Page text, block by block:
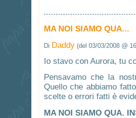
MA NOI SIAMO QUA...
Di Daddy(del 03/03/2008 @
Io stavo con Aurora, tu
Pensavamo che la
Quello che abbiamo
scelte o errori fatti è
MA NOI SIAMO QUA.